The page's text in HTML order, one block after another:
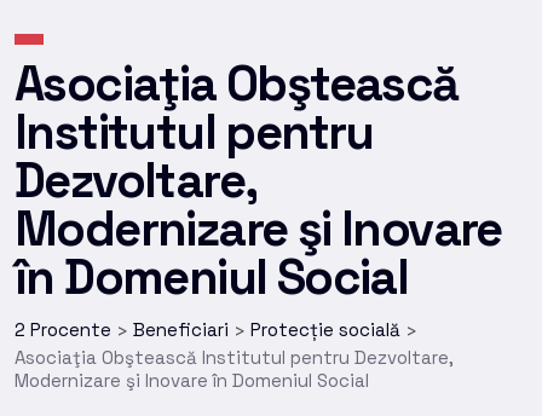
Asociaţia Obştească
Institutul pentru
Dezvoltare,
Modernizare şi Inovare
în Domeniul Social
2 Procente > Beneficiari > Protecție socială >
Asociaţia Obştească Institutul pentru Dezvoltare,
Modernizare şi Inovare în Domeniul Social